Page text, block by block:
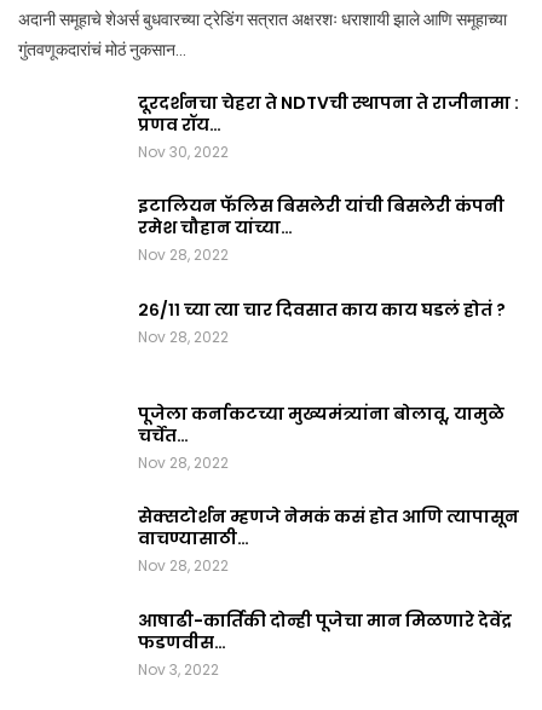
अदानी समूहाचे शेअर्स बुधवारच्या ट्रेडिंग सत्रात अक्षरशः धराशायी झाले आणि समूहाच्या
गुंतवणूकदारांचं मोठं नुकसान…
दूरदर्शनचा चेहरा ते NDTVची स्थापना ते राजीनामा :
प्रणव रॉय…
Nov 30, 2022
इटालियन फॅलिस बिसलेरी यांची बिसलेरी कंपनी
रमेश चौहान यांच्या…
Nov 28, 2022
२६/११ च्या त्या चार दिवसात काय काय घडलं होतं ?
Nov 28, 2022
पूजेला कर्नाकटच्या मुख्यमंत्र्यांना बोलावू, यामुळे
चर्चेत…
Nov 28, 2022
सेक्सटोर्शन म्हणजे नेमकं कसं होत आणि त्यापासून
वाचण्यासाठी…
Nov 28, 2022
आषाढी-कार्तिकी दोन्ही पूजेचा मान मिळणारे देवेंद्र
फडणवीस…
Nov 3, 2022